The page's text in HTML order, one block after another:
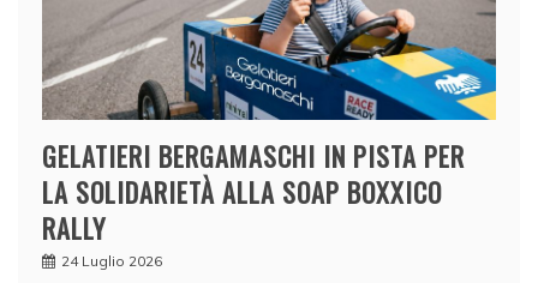
GELATIERI BERGAMASCHI IN PISTA PER
LA SOLIDARIETÀ ALLA SOAP BOXXICO
RALLY
24 Luglio 2026